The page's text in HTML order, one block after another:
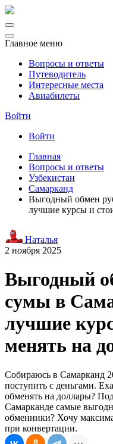
Главное меню
Вопросы и ответы
Путеводитель
Интересные места
Авиабилеты
Войти
Войти
Главная
Вопросы и ответы
Узбекистан
Самарканд
Выгодный обмен
лучшие курсы и
Наталья
2 ноября 2025
Выгодный
сумы в
лучшие
менять на
Собираюсь в Самарканд
поступить с деньгами.
обменять на доллары?
Самарканде самые
обменники? Хочу
при конвертации.